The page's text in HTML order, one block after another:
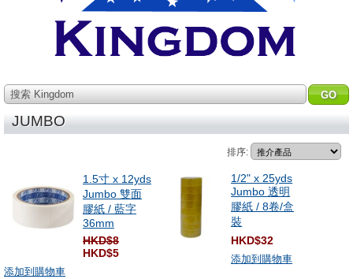
搜索 Kingdom
JUMBO
排序:
1.5寸 x 12yds
Jumbo 雙面
膠紙 / 藍字
36mm
HKD$8
HKD$5
添加到購物車
1/2" x 25yds
Jumbo 透明
膠紙 / 8卷/盒
裝
HKD$32
添加到購物車